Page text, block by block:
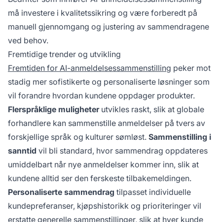
må investere i kvalitetssikring og være forberedt på
manuell gjennomgang og justering av sammendragene
ved behov.
Fremtidige trender og utvikling
Fremtiden for AI-anmeldelsessammenstilling peker mot
stadig mer sofistikerte og personaliserte løsninger som
vil forandre hvordan kundene oppdager produkter.
Flerspråklige muligheterutvikles raskt, slik at globale
forhandlere kan sammenstille anmeldelser på tvers av
forskjellige språk og kulturer sømløst. Sammenstilling i
sanntid vil bli standard, hvor sammendrag oppdateres
umiddelbart når nye anmeldelser kommer inn, slik at
kundene alltid ser den ferskeste tilbakemeldingen.
Personaliserte sammendrag tilpasset individuelle
kundepreferanser, kjøpshistorikk og prioriteringer vil
erstatte generelle sammenstillinger, slik at hver kunde